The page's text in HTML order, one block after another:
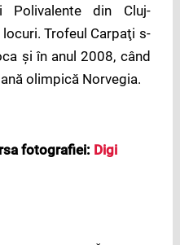
Polivalente din Cluj-
Trofeul Carpaţi s-
și în anul 2008, când
olimpică Norvegia.
fotografiei: Digi